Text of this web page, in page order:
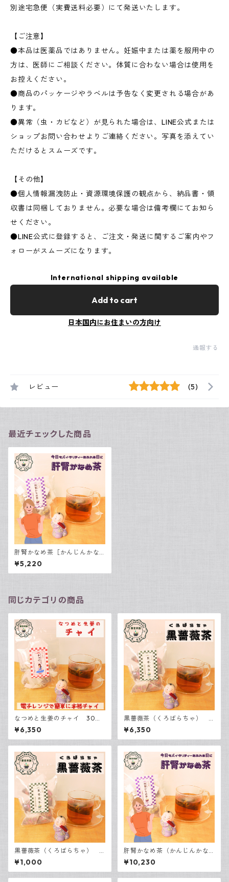
別途宅急便（実費送料必要）にて発送いたします。
【ご注意】
●本品は医薬品ではありません。妊娠中または薬を服用中の
方は、医師にご相談ください。体質に合わない場合は使用を
お控えください。
●商品のパッケージやラベルは予告なく変更される場合があ
ります。
●異常（虫・カビなど）が見られた場合は、LINE公式または
ショップお問い合わせよりご連絡ください。写真を添えてい
ただけるとスムーズです。
【その他】
●個人情報漏洩防止・資源環境保護の観点から、納品書・領
収書は同梱しておりません。必要な場合は備考欄にてお知ら
せください。
●LINE公式に登録すると、ご注文・発送に関するご案内やフ
ォローがスムーズになります。
International shipping available
Add to cart
日本国内にお住まいの方向け
通報する
レビュー (5)
最近チェックした商品
肝腎かなめ茶［かんじんかな
めちゃ］ 15包入
¥5,220
同じカテゴリの商品
なつめと生姜のチャイ 30包
入
¥6,350
黒薔薇茶（くろばらちゃ） 3
0包入
¥6,350
黒薔薇茶（くろばらちゃ） 3
包入
¥1,000
肝腎かなめ茶（かんじんかな
めちゃ） 30包入
¥10,230